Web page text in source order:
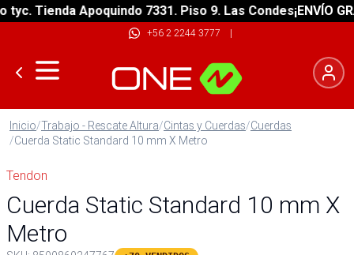
Tienda Apoquindo 7331. Piso 9. Las Condes¡ENVÍO
+56 2 2244 3777 |
Inicio/Trabajo - Rescate Altura/Cintas y Cuerdas/Cuerdas
/Cuerda Static Standard 10 mm X Metro
Tendon
Cuerda Static Standard 10 mm X
Metro